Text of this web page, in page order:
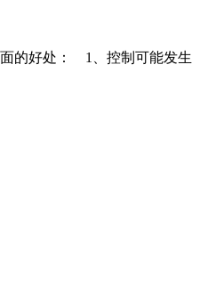
面的好处： 1、控制可能发生